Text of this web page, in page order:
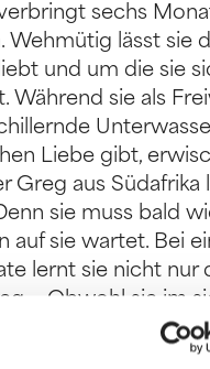
sechs
lässt sie
und um die sie
sie als
Liebe gibt,
aus Südafrika
sie muss bald
auf sie wartet. Bei
lernt sie nicht nur
… Obwohl sie im
Henkersbeil über
gibt sie der